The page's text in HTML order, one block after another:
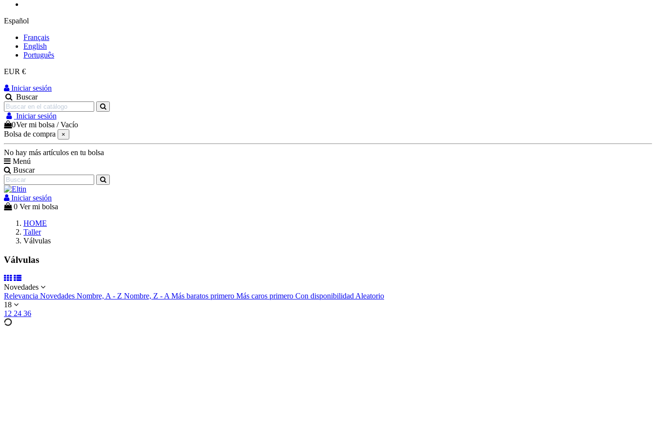
Español
Français
English
Português
EUR €
Iniciar sesión
Buscar
Iniciar sesión
0Ver mi bolsa /Vacío
Bolsa de compra
×
No hay más artículos en tu bolsa
Menú
Buscar
Iniciar sesión
0 Ver mi bolsa
HOME
Taller
Válvulas
Válvulas
Novedades
Relevancia Novedades Nombre, A - Z Nombre, Z - AMás baratos primero Más caros primero Con disponibilidadAleatorio
18
12 24 36